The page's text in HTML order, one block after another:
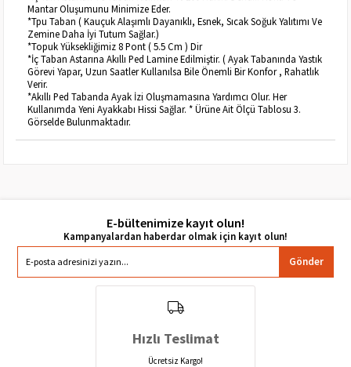
Mantar Oluşumunu Minimize Eder.
*Tpu Taban ( Kauçuk Alaşımlı Dayanıklı, Esnek, Sıcak Soğuk Yalıtımı Ve
Zemine Daha İyi Tutum Sağlar.)
*Topuk Yüksekliğimiz 8 Pont ( 5.5 Cm ) Dir
*İç Taban Astarına Akıllı Ped Lamine Edilmiştir. ( Ayak Tabanında Yastık
Görevi Yapar, Uzun Saatler Kullanılsa Bile Önemli Bir Konfor , Rahatlık
Verir.
*Akıllı Ped Tabanda Ayak İzi Oluşmamasına Yardımcı Olur. Her
Kullanımda Yeni Ayakkabı Hissi Sağlar. * Ürüne Ait Ölçü Tablosu 3.
Görselde Bulunmaktadır.
E-bültenimize kayıt olun!
Gönder
Hızlı Teslimat
Ücretsiz Kargo!